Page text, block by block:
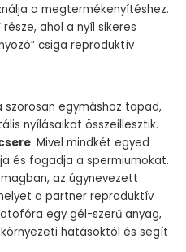
a megtermékenyítéshez.
része, ahol a nyíl sikeres
csiga reproduktív
szorosan egymáshoz tapad,
nyílásaikat összeillesztik.
. Mivel mindkét egyed
és fogadja a spermiumokat.
az úgynevezett
a partner reproduktív
egy gél-szerű anyag,
hatásoktól és segít